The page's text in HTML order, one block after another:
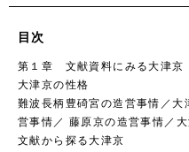
目次
第１章 文献資料にみる大津京
大津京の性格
難波長柄豊碕宮の造営事情／
営事情／ 藤原京の造営事情／
文献から探る大津京